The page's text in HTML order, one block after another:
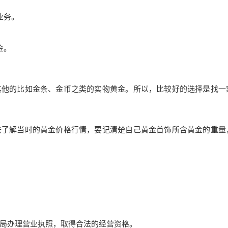
。
的比如金条、金币之类的实物黄金。所以，比较好的选择是找一
解当时的黄金价格行情，要记清楚自己黄金首饰所含黄金的重量
办理营业执照，取得合法的经营资格。